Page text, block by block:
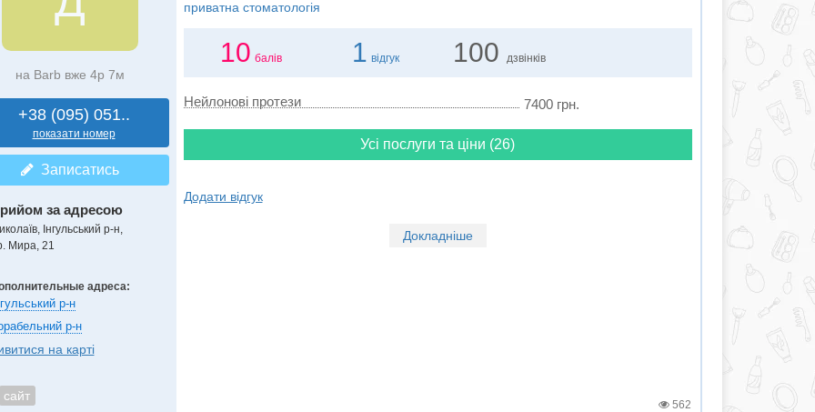
на Barb вже 4р 7м
+38 (095) 051..
показати номер
Записатись
за адресою
Інгульський р-н,
Мира, 21
адреса:
р-н
р-н
на карті
сайт
приватна стоматологія
10 балів 1 відгук 100 дзвінків
Нейлонові протези 7400 грн.
Усі послуги та ціни (26)
Додати відгук
Докладніше
562